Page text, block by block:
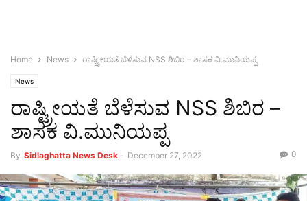
Home News ರಾಷ್ಟ್ರೀಯತೆ ಬೆಳೆಸುವ NSS ಶಿಬಿರ – ಶಾಸಕ ವಿ.ಮುನಿಯಪ್ಪ
News
ರಾಷ್ಟ್ರೀಯತೆ ಬೆಳೆಸುವ NSS ಶಿಬಿರ –
ಶಾಸಕ ವಿ.ಮುನಿಯಪ್ಪ
By Sidlaghatta News Desk - December 27, 2022 0